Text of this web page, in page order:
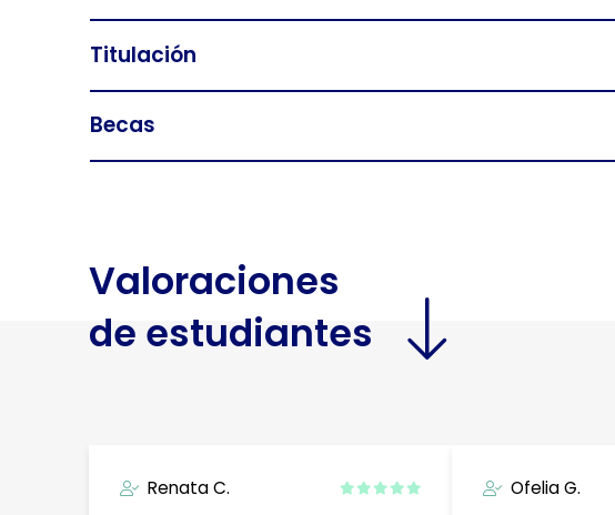
Titulación
Becas
Valoraciones
de estudiantes
Renata C. Ofelia G.